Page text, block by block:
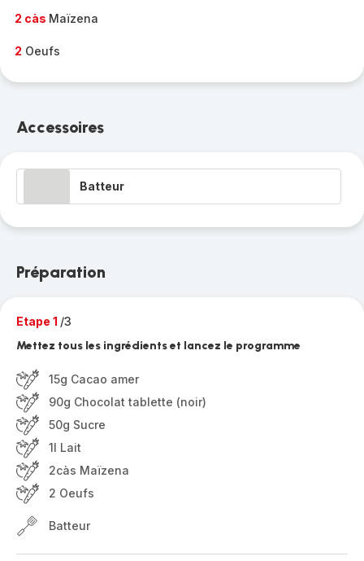
2 càs Maïzena
2 Oeufs
Accessoires
Batteur
Préparation
Etape 1 /3
Mettez tous les ingrédients et lancez le programme
15g Cacao amer
90g Chocolat tablette (noir)
50g Sucre
1l Lait
2càs Maïzena
2 Oeufs
Batteur